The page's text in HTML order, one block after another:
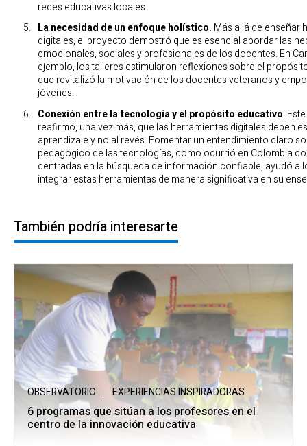
redes educativas locales.
La necesidad de un enfoque holístico. Más allá de enseñar
digitales, el proyecto demostró que es esencial abordar las
emocionales, sociales y profesionales de los docentes. En
ejemplo, los talleres estimularon reflexiones sobre el
que revitalizó la motivación de los docentes veteranos y
jóvenes.
Conexión entre la tecnología y el propósito educativo.
reafirmó, una vez más, que las herramientas digitales deben
aprendizaje y no al revés. Fomentar un entendimiento claro
pedagógico de las tecnologías, como ocurrió en Colombia
centradas en la búsqueda de información confiable, ayudó a
integrar estas herramientas de manera significativa en su
También podría interesarte
OBSERVATORIO EXPERIENCIAS INSPIRADORAS
6 programas que sitúan a los profesores en el
centro de la innovación educativa